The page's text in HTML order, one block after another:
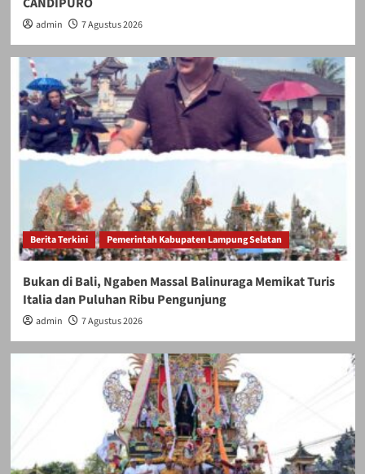
admin 7 Agustus 2026
Berita Terkini Pemerintah Kabupaten Lampung Selatan
Bukan di Bali, Ngaben Massal Balinuraga Memikat Turis
Italia dan Puluhan Ribu Pengunjung
admin 7 Agustus 2026